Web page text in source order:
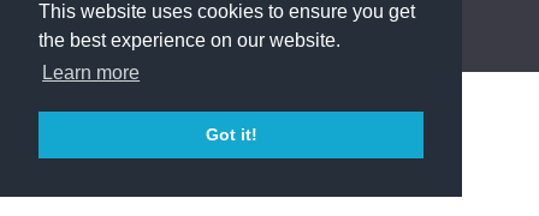
This website uses cookies to ensure you get
the best experience on our website.
Learn more
Got it!
powered with ❤️ and ☕️ byphpMyFAQ